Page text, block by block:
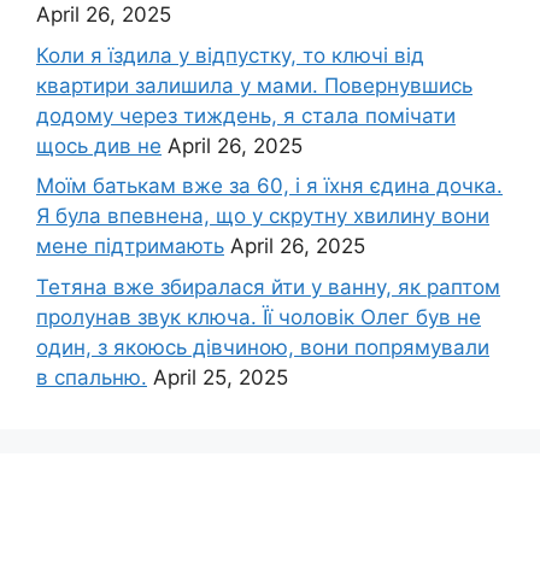
April 26, 2025
Коли я їздила у відпустку, то ключі від
квартири залишила у мами. Повернувшись
додому через тиждень, я стала помічати
щось див не April 26, 2025
Моїм батькам вже за 60, і я їхня єдина дочка.
Я була впевнена, що у скрутну хвилину вони
мене підтримають April 26, 2025
Тетяна вже збиралася йти у ванну, як раптом
пролунав звук ключа. Її чоловік Олег був не
один, з якоюсь дівчиною, вони попрямували
в спальню. April 25, 2025